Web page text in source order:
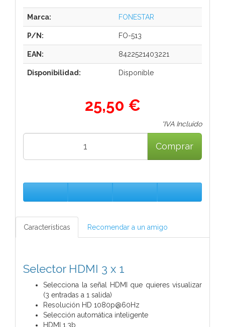
Marca: FONESTAR
P/N: FO-513
EAN: 8422521403221
Disponibilidad: Disponible
25,50 €
*IVA Incluido
Comprar
Características Recomendar a un amigo
Selector HDMI 3 x 1
Selecciona la señal HDMI que quieres visualizar
(3 entradas a 1 salida)
Resolución HD 1080p@60Hz
Selección automática inteligente
HDMI 1.3b